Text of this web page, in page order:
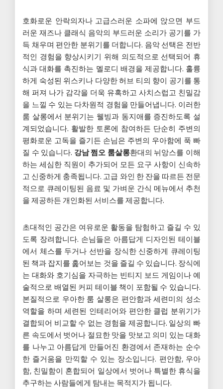
호화로운 안락의자나 고급스러운 소파에 앉으면 부드
러운 재즈나 클래식 음악의 부드러운 소리가 공기를 가
득 채우며 편안한 분위기를 더합니다. 음악 선택은 전반
적인 경험을 향상시키기 위해 의도적으로 선택되어 휴
식과 대화를 촉진하는 멜로디 배경을 제공합니다. 훌륭
하게 숙성된 위스키나 다양한 허브 티의 향이 공기를 통
해 퍼져 나가 감각을 더욱 유혹하고 사치스럽고 친밀감
을 느낄 수 있는 다차원적 경험을 만들어냅니다. 이러한
룸 살롱에서 분위기는 웰빙과 동지애를 증진하도록 설
계되었습니다. 활발한 토론에 참여하든 단순히 주변의
평화로운 고독을 즐기든 손님은 주변의 우아함에 푹 빠
질 수 있습니다. 강남 쩜오 룸살롱환대의 뉘앙스를 이해
하는 세심한 직원이 추가되어 모든 요구 사항이 신속하
고 신중하게 충족됩니다. 고급 와인 한 잔을 따르든 전문
적으로 큐레이팅된 음료 및 가벼운 간식 메뉴에서 추천
을 제공하든 개인화된 서비스를 제공합니다.
초대적인 공간은 여유로운 활동을 탐험하고 즐길 수 있
도록 장려합니다. 손님들은 아름답게 디자인된 테이블
에서 체스를 두거나 선반을 장식한 신중하게 큐레이팅
된 책과 잡지를 훑어보는 것을 즐길 수 있습니다. 장식에
는 대화와 호기심을 자극하는 빈티지 보드 게임이나 예
술적으로 배열된 커피 테이블 책이 포함될 수 있습니다.
본질적으로 우아한 룸 살롱은 편안함과 세련미의 성소
역할을 하며 세련된 인테리어와 편안한 클럽 분위기가
결합되어 비교할 수 없는 경험을 제공합니다. 일상의 빠
른 속도에서 벗어나 절묘한 맛을 맛보고 의미 있는 대화
를 나누고 아름답게 만들어진 환경에서 존재하는 순수
한 즐거움을 만끽할 수 있는 장소입니다. 편안함, 우아
함, 친밀함이 혼합되어 일상에서 벗어나 특별한 휴식을
추구하는 사람들에게 탐내는 목적지가 됩니다.